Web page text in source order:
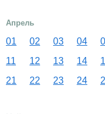
Апрель
01 02 03 04
11
12 13 14
21
22 23 24